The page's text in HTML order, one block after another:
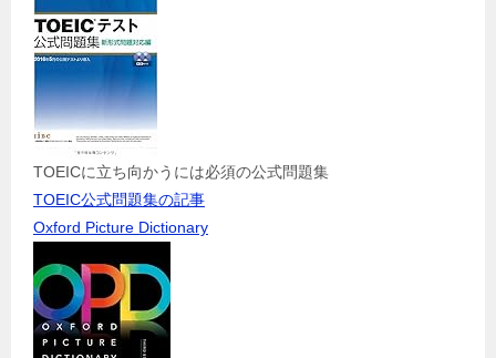
TOEICに立ち向かうには必須の公式問題集
TOEIC公式問題集の記事
Oxford Picture Dictionary